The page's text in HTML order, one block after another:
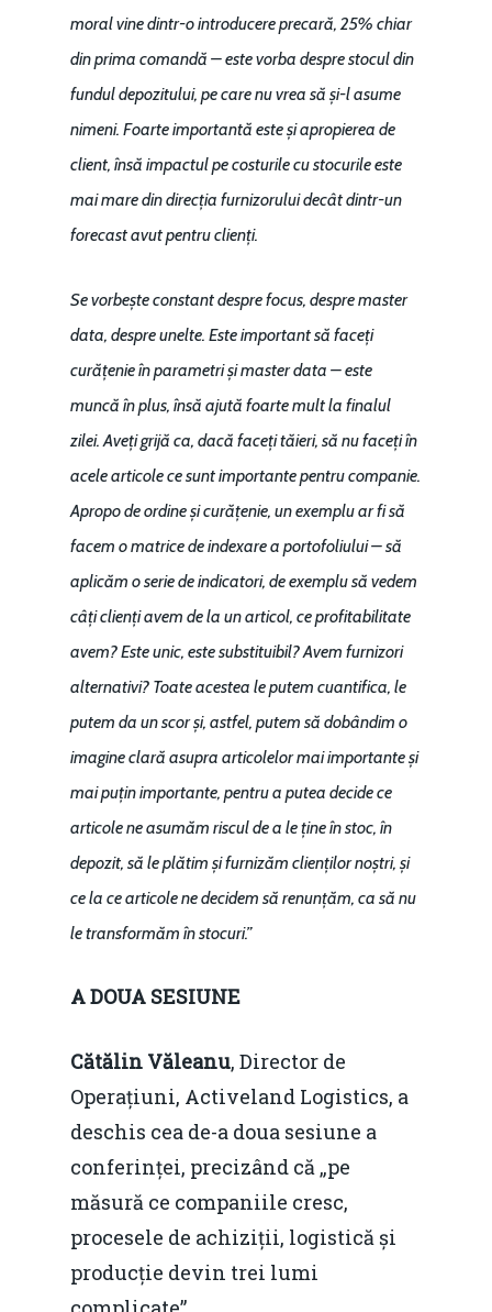
moral vine dintr-o introducere precară, 25% chiar
din prima comandă – este vorba despre stocul din
fundul depozitului, pe care nu vrea să și-l asume
nimeni. Foarte importantă este și apropierea de
client, însă impactul pe costurile cu stocurile este
mai mare din direcția furnizorului decât dintr-un
forecast avut pentru clienți.
Se vorbește constant despre focus, despre master
data, despre unelte. Este important să faceți
curățenie în parametri și master data – este
muncă în plus, însă ajută foarte mult la finalul
zilei. Aveți grijă ca, dacă faceți tăieri, să nu faceți în
acele articole ce sunt importante pentru companie.
Apropo de ordine și curățenie, un exemplu ar fi să
facem o matrice de indexare a portofoliului – să
aplicăm o serie de indicatori, de exemplu să vedem
câți clienți avem de la un articol, ce profitabilitate
avem? Este unic, este substituibil? Avem furnizori
alternativi? Toate acestea le putem cuantifica, le
putem da un scor și, astfel, putem să dobândim o
imagine clară asupra articolelor mai importante și
mai puțin importante, pentru a putea decide ce
articole ne asumăm riscul de a le ține în stoc, în
depozit, să le plătim și furnizăm clienților noștri, și
ce la ce articole ne decidem să renunțăm, ca să nu
le transformăm în stocuri.”
A DOUA SESIUNE
Cătălin Văleanu, Director de
Operațiuni, Activeland Logistics, a
deschis cea de-a doua sesiune a
conferinței, precizând că „pe
măsură ce companiile cresc,
procesele de achiziții, logistică și
producție devin trei lumi